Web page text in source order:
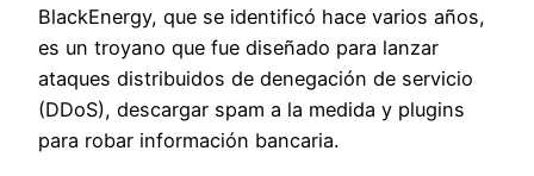
BlackEnergy, que se identificó hace varios años,
es un troyano que fue diseñado para lanzar
ataques distribuidos de denegación de servicio
(DDoS), descargar spam a la medida y plugins
para robar información bancaria.